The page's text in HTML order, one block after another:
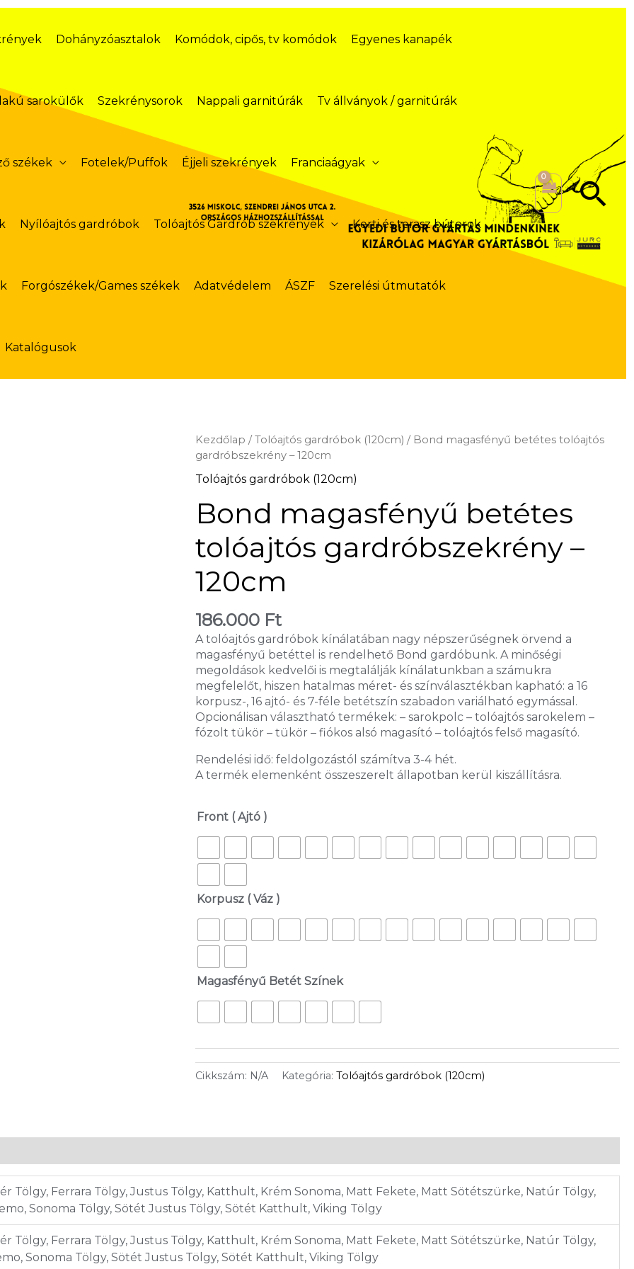
Dohányzóasztalok Komódok, cipős, tv komódok Egyenes kanapék
sarokülők Szekrénysorok Nappali garnitúrák Tv állványok / garnitúrák
székek Fotelek/Puffok Éjjeli szekrények Franciaágyak
Nyílóajtós gardróbok Tolóajtós Gardrób szekrények Kerti és terasz bútorok
Forgószékek/Games székek Adatvédelem ÁSZF Szerelési útmutatók
Katalógusok
Kezdőlap /Tolóajtós gardróbok (120cm) / Bond magasfényű betétes tolóajtós
gardróbszekrény – 120cm
Tolóajtós gardróbok (120cm)
Bond magasfényű betétes
tolóajtós gardróbszekrény –
120cm
186.000 Ft
A tolóajtós gardróbok kínálatában nagy népszerűségnek örvend a
magasfényű betéttel is rendelhető Bond gardóbunk. A minőségi
megoldások kedvelői is megtalálják kínálatunkban a számukra
megfelelőt, hiszen hatalmas méret- és színválasztékban kapható: a 16
korpusz-, 16 ajtó- és 7-féle betétszín szabadon variálható egymással.
Opcionálisan választható termékek: – sarokpolc – tolóajtós sarokelem –
fózolt tükör – tükör – fiókos alsó magasító – tolóajtós felső magasító.
Rendelési idő: feldolgozástól számítva 3-4 hét.
A termék elemenként összeszerelt állapotban kerül kiszállításra.
Front ( Ajtó )
Korpusz ( Váz )
Magasfényű Betét Színek
Cikkszám: N/A Kategória:Tolóajtós gardróbok (120cm)
Tölgy, Ferrara Tölgy, Justus Tölgy, Katthult, Krém Sonoma, Matt Fekete, Matt Sötétszürke, Natúr Tölgy,
Sonoma Tölgy, Sötét Justus Tölgy, Sötét Katthult, Viking Tölgy
Tölgy, Ferrara Tölgy, Justus Tölgy, Katthult, Krém Sonoma, Matt Fekete, Matt Sötétszürke, Natúr Tölgy,
Sonoma Tölgy, Sötét Justus Tölgy, Sötét Katthult, Viking Tölgy